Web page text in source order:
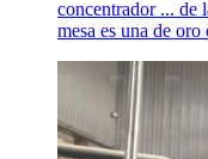
concentrador ... de
mesa es una de